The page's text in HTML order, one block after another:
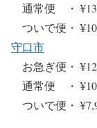
通常便 ・
ついで便・
守口市
お急ぎ便・
通常便 ・
ついで便・